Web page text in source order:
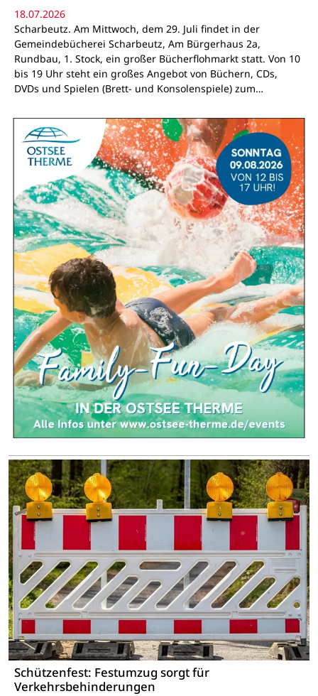
18.07.2026
Scharbeutz. Am Mittwoch, dem 29. Juli findet in der
Gemeindebücherei Scharbeutz, Am Bürgerhaus 2a,
Rundbau, 1. Stock, ein großer Bücherflohmarkt statt. Von 10
bis 19 Uhr steht ein großes Angebot von Büchern, CDs,
DVDs und Spielen (Brett- und Konsolenspiele) zum…
Schützenfest: Festumzug sorgt für
Verkehrsbehinderungen